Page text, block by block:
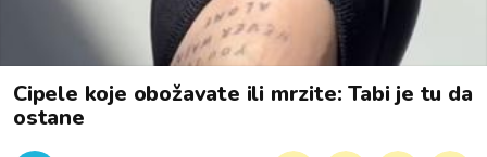
Cipele koje obožavate ili mrzite: Tabi je tu da
ostane